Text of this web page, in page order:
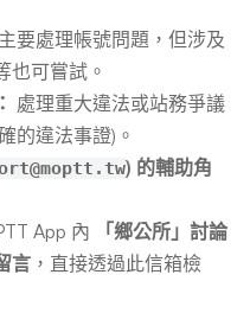
主要處理帳號問題，但涉及
也可嘗試。
處理重大違法或站務爭議
的違法事證)。
) 的輔助角
App 內
「鄉公所」討論
言 ，直接透過此信箱檢